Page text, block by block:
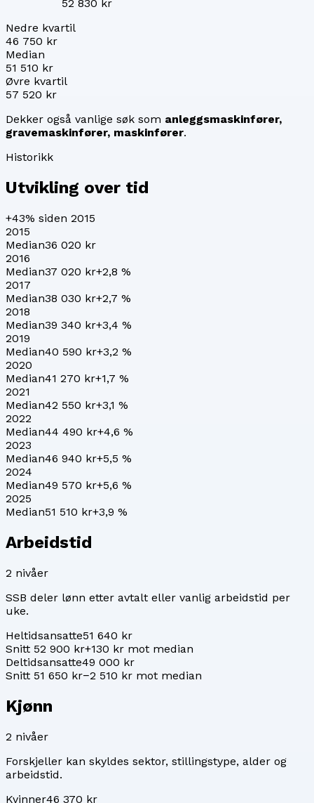
52 830 kr
Nedre kvartil
46 750 kr
Median
51 510 kr
Øvre kvartil
57 520 kr
Dekker også vanlige søk som anleggsmaskinfører,
gravemaskinfører, maskinfører.
Historikk
Utvikling over tid
+43% siden 2015
2015
Median36 020 kr
2016
Median37 020 kr+2,8 %
2017
Median38 030 kr+2,7 %
2018
Median39 340 kr+3,4 %
2019
Median40 590 kr+3,2 %
2020
Median41 270 kr+1,7 %
2021
Median42 550 kr+3,1 %
2022
Median44 490 kr+4,6 %
2023
Median46 940 kr+5,5 %
2024
Median49 570 kr+5,6 %
2025
Median51 510 kr+3,9 %
Arbeidstid
2 nivåer
SSB deler lønn etter avtalt eller vanlig arbeidstid per
uke.
Heltidsansatte51 640 kr
Snitt 52 900 kr+130 kr mot median
Deltidsansatte49 000 kr
Snitt 51 650 kr−2 510 kr mot median
Kjønn
2 nivåer
Forskjeller kan skyldes sektor, stillingstype, alder og
arbeidstid.
Kvinner46 370 kr